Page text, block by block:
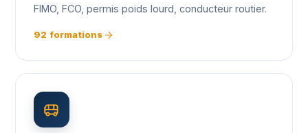
FIMO, FCO, permis poids lourd, conducteur routier.
92 formations